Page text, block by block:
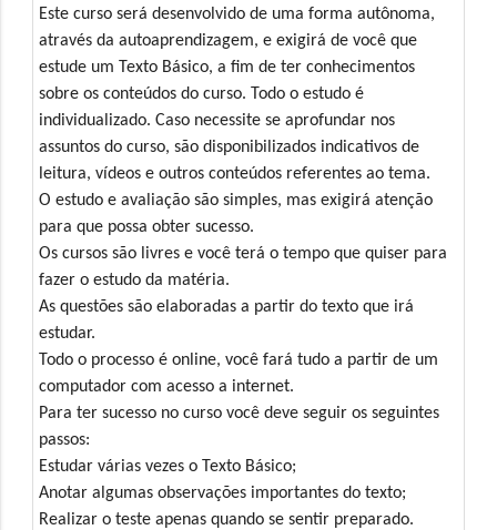
Este curso será desenvolvido de uma forma autônoma,
através da autoaprendizagem, e exigirá de você que
estude um Texto Básico, a fim de ter conhecimentos
sobre os conteúdos do curso. Todo o estudo é
individualizado. Caso necessite se aprofundar nos
assuntos do curso, são disponibilizados indicativos de
leitura, vídeos e outros conteúdos referentes ao tema.
O estudo e avaliação são simples, mas exigirá atenção
para que possa obter sucesso.
Os cursos são livres e você terá o tempo que quiser para
fazer o estudo da matéria.
As questões são elaboradas a partir do texto que irá
estudar.
Todo o processo é online, você fará tudo a partir de um
computador com acesso a internet.
Para ter sucesso no curso você deve seguir os seguintes
passos:
Estudar várias vezes o Texto Básico;
Anotar algumas observações importantes do texto;
Realizar o teste apenas quando se sentir preparado.